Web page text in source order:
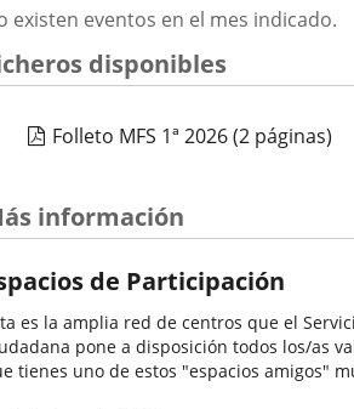
existen eventos en el mes indicado.
disponibles
Folleto MFS 1ª 2026(2 páginas)
información
de Participación
es la amplia red de centros que el
pone a disposición todos los/as
tienes uno de estos "espacios amigos"